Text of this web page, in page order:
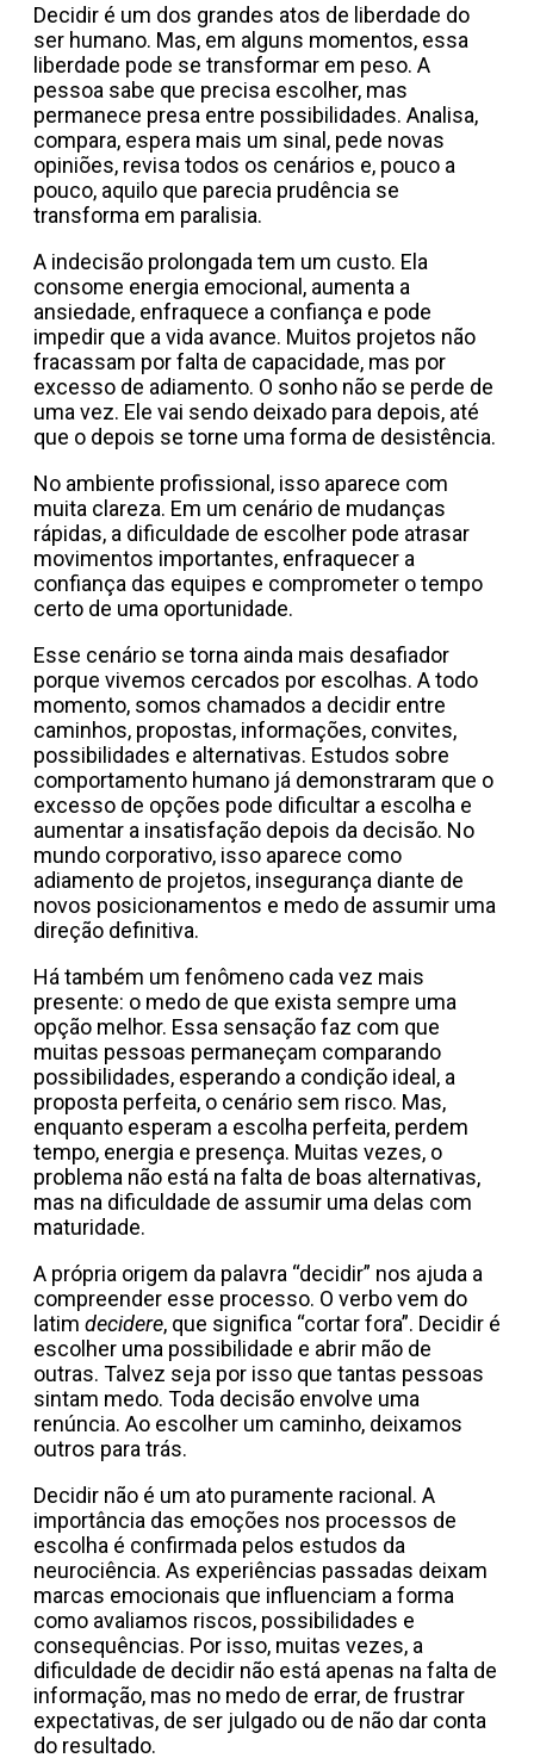
Decidir é um dos grandes atos de liberdade do
ser humano. Mas, em alguns momentos, essa
liberdade pode se transformar em peso. A
pessoa sabe que precisa escolher, mas
permanece presa entre possibilidades. Analisa,
compara, espera mais um sinal, pede novas
opiniões, revisa todos os cenários e, pouco a
pouco, aquilo que parecia prudência se
transforma em paralisia.
A indecisão prolongada tem um custo. Ela
consome energia emocional, aumenta a
ansiedade, enfraquece a confiança e pode
impedir que a vida avance. Muitos projetos não
fracassam por falta de capacidade, mas por
excesso de adiamento. O sonho não se perde de
uma vez. Ele vai sendo deixado para depois, até
que o depois se torne uma forma de desistência.
No ambiente profissional, isso aparece com
muita clareza. Em um cenário de mudanças
rápidas, a dificuldade de escolher pode atrasar
movimentos importantes, enfraquecer a
confiança das equipes e comprometer o tempo
certo de uma oportunidade.
Esse cenário se torna ainda mais desafiador
porque vivemos cercados por escolhas. A todo
momento, somos chamados a decidir entre
caminhos, propostas, informações, convites,
possibilidades e alternativas. Estudos sobre
comportamento humano já demonstraram que o
excesso de opções pode dificultar a escolha e
aumentar a insatisfação depois da decisão. No
mundo corporativo, isso aparece como
adiamento de projetos, insegurança diante de
novos posicionamentos e medo de assumir uma
direção definitiva.
Há também um fenômeno cada vez mais
presente: o medo de que exista sempre uma
opção melhor. Essa sensação faz com que
muitas pessoas permaneçam comparando
possibilidades, esperando a condição ideal, a
proposta perfeita, o cenário sem risco. Mas,
enquanto esperam a escolha perfeita, perdem
tempo, energia e presença. Muitas vezes, o
problema não está na falta de boas alternativas,
mas na dificuldade de assumir uma delas com
maturidade.
A própria origem da palavra “decidir” nos ajuda a
compreender esse processo. O verbo vem do
latim decidere, que significa “cortar fora”. Decidir é
escolher uma possibilidade e abrir mão de
outras. Talvez seja por isso que tantas pessoas
sintam medo. Toda decisão envolve uma
renúncia. Ao escolher um caminho, deixamos
outros para trás.
Decidir não é um ato puramente racional. A
importância das emoções nos processos de
escolha é confirmada pelos estudos da
neurociência. As experiências passadas deixam
marcas emocionais que influenciam a forma
como avaliamos riscos, possibilidades e
consequências. Por isso, muitas vezes, a
dificuldade de decidir não está apenas na falta de
informação, mas no medo de errar, de frustrar
expectativas, de ser julgado ou de não dar conta
do resultado.